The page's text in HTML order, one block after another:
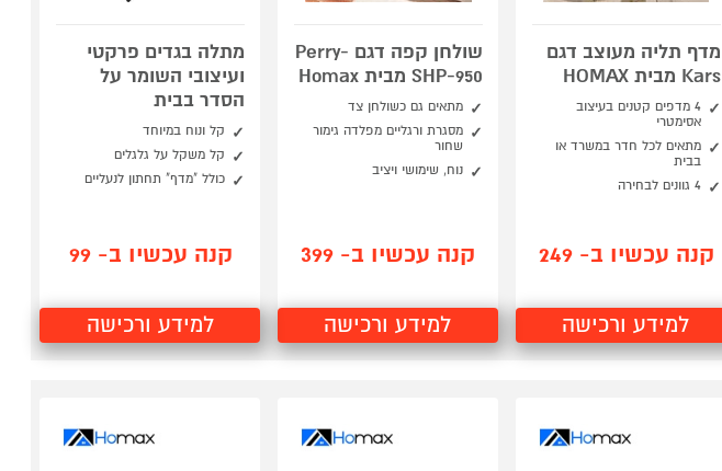
מדף תליה מעוצב דגם
Kars מבית HOMAX
4 מדפים קטנים בעיצוב
אסימטרי
מתאים לכל חדר במשרד או
בבית
4 גוונים לבחירה
קנה עכשיו ב- 249
למידע ורכישה
שולחן קפה דגם Perry-
SHP-950 מבית Homax
מתאים גם כשולחן צד
מסגרת ורגליים מפלדה גימור
שחור
נוח, שימושי ויציב
קנה עכשיו ב- 399
למידע ורכישה
מתלה בגדים פרקטי
ועיצובי השומר על
הסדר בבית
קל ונוח במיוחד
קל משקל על גלגלים
כולל "מדף" תחתון לנעליים
קנה עכשיו ב- 99
למידע ורכישה